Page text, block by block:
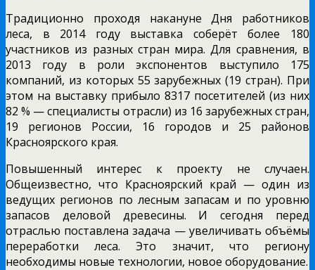
Традиционно проходя накануне Дня работников
леса, в 2014 году выставка соберёт более 180
участников из разных стран мира. Для сравнения, в
2013 году в роли экспонентов выступило 175
компаний, из которых 55 зарубежных (19 стран). При
этом на выставку прибыло 8317 посетителей (из них
82 % — специалисты отрасли) из 16 зарубежных стран,
19 регионов России, 16 городов и 25 районов
Красноярского края.
Повышенный интерес к проекту не случаен.
Общеизвестно, что Красноярский край — один из
ведущих регионов по лесным запасам и по уровню
запасов деловой древесины. И сегодня перед
отраслью поставлена задача — увеличивать объёмы
переработки леса. Это значит, что региону
необходимы новые технологии, новое оборудование.